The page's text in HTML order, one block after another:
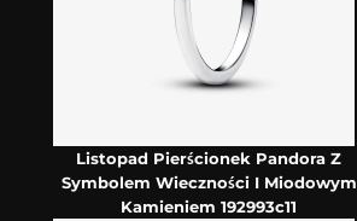
Listopad Pierścionek Pandora Z
Symbolem Wieczności I Miodowym
Kamieniem 192993c11